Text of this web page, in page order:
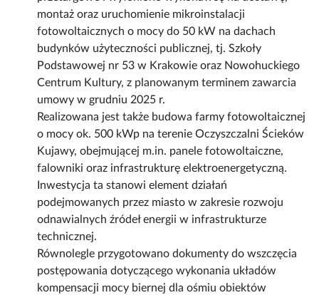
montaż oraz uruchomienie mikroinstalacji
fotowoltaicznych o mocy do 50 kW na dachach
budynków użyteczności publicznej, tj. Szkoły
Podstawowej nr 53 w Krakowie oraz Nowohuckiego
Centrum Kultury, z planowanym terminem zawarcia
umowy w grudniu 2025 r.
Realizowana jest także budowa farmy fotowoltaicznej
o mocy ok. 500 kWp na terenie Oczyszczalni Ścieków
Kujawy, obejmującej m.in. panele fotowoltaiczne,
falowniki oraz infrastrukturę elektroenergetyczną.
Inwestycja ta stanowi element działań
podejmowanych przez miasto w zakresie rozwoju
odnawialnych źródeł energii w infrastrukturze
technicznej.
Równolegle przygotowano dokumenty do wszczęcia
postępowania dotyczącego wykonania układów
kompensacji mocy biernej dla ośmiu obiektów